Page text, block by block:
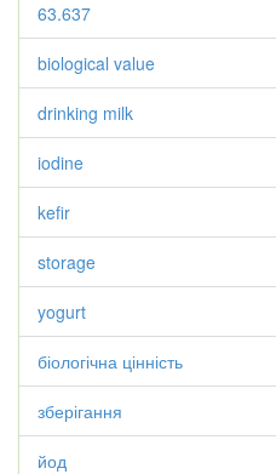
63.637
biological value
drinking milk
iodine
kefir
storage
yogurt
біологічна цінність
зберігання
йод